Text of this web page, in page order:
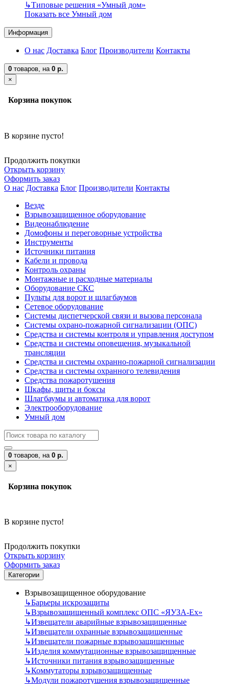
↳Типовые решения «Умный дом»
Показать все Умный дом
Информация
О нас Доставка Блог Производители Контакты
0 товаров, на 0 р.
×
Корзина покупок
В корзине пусто!
Продолжить покупки
Открыть корзину
Оформить заказ
О нас Доставка Блог Производители Контакты
Везде
Взрывозащищенное оборудование
Видеонаблюдение
Домофоны и переговорные устройства
Инструменты
Источники питания
Кабели и провода
Контроль охраны
Монтажные и расходные материалы
Оборудование СКС
Пульты для ворот и шлагбаумов
Сетевое оборудование
Системы диспетчерской связи и вызова персонала
Системы охрано-пожарной сигнализации (ОПС)
Средства и системы контроля и управления доступом
Средства и системы оповещения, музыкальной
трансляции
Средства и системы охранно-пожарной сигнализации
Средства и системы охранного телевидения
Средства пожаротушения
Шкафы, щиты и боксы
Шлагбаумы и автоматика для ворот
Электрооборудование
Умный дом
0 товаров, на 0 р.
×
Корзина покупок
В корзине пусто!
Продолжить покупки
Открыть корзину
Оформить заказ
Категории
Взрывозащищенное оборудование
↳Барьеры искрозащиты
↳Взрывозащищенный комплекс ОПС «ЯУЗА-Ех»
↳Извещатели аварийные взрывозащищенные
↳Извещатели охранные взрывозащищенные
↳Извещатели пожарные взрывозащищенные
↳Изделия коммутационные взрывозащищенные
↳Источники питания взрывозащищенные
↳Коммутаторы взрывозащищенные
↳Модули пожаротушения взрывозащищенные